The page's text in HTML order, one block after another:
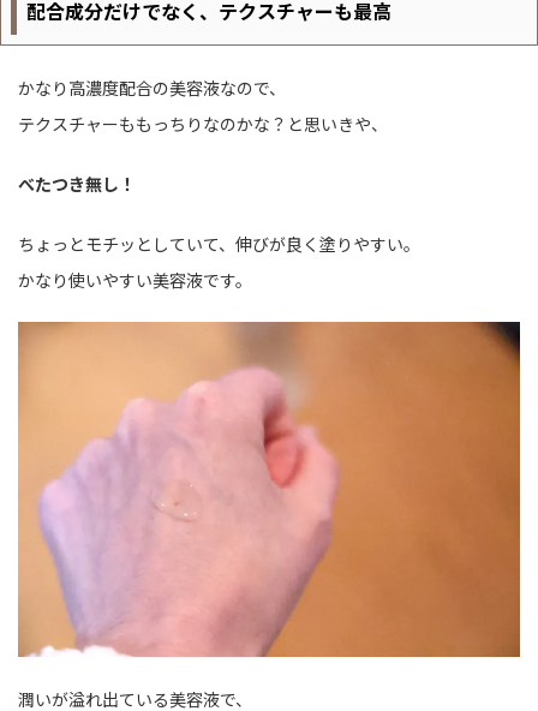
配合成分だけでなく、テクスチャーも最高
かなり高濃度配合の美容液なので、
テクスチャーももっちりなのかな？と思いきや、
べたつき無し！
ちょっとモチッとしていて、伸びが良く塗りやすい。
かなり使いやすい美容液です。
潤いが溢れ出ている美容液で、